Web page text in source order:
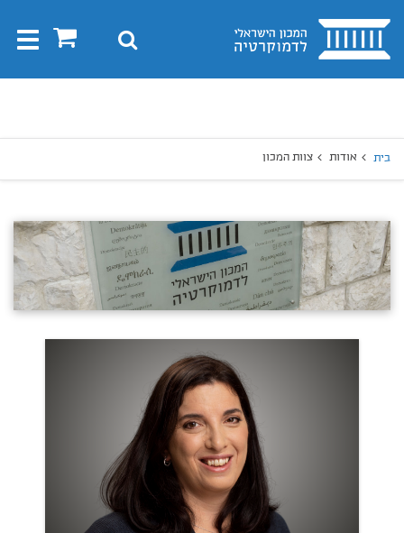
בית 0 חיפוש
בית אודות צוות המכון